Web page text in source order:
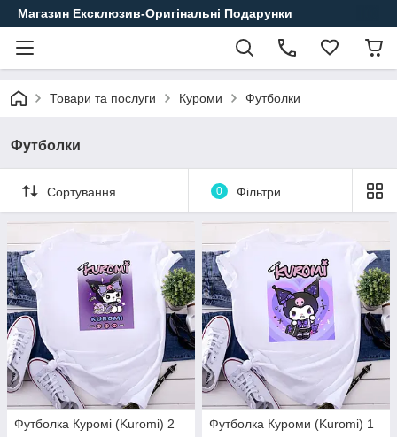
Магазин Ексклюзив-Оригінальні Подарунки
Товари та послуги Куроми Футболки
Футболки
Сортування 0 Фільтри
Футболка Куромі (Kuromi) 2
Футболка Куроми (Kuromi) 1